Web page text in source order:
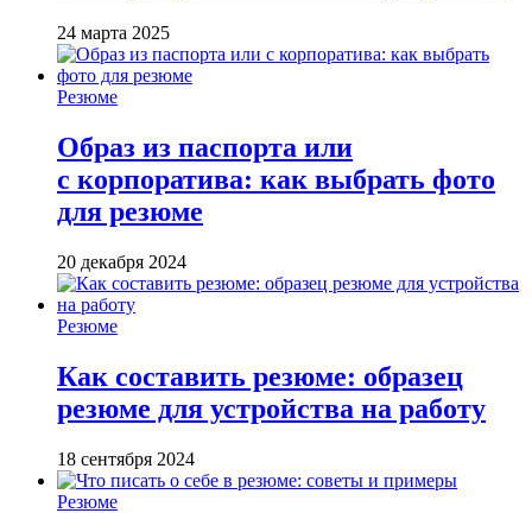
24 марта 2025
Резюме
Образ из паспорта или
с корпоратива: как выбрать фото
для резюме
20 декабря 2024
Резюме
Как составить резюме: образец
резюме для устройства на работу
18 сентября 2024
Резюме